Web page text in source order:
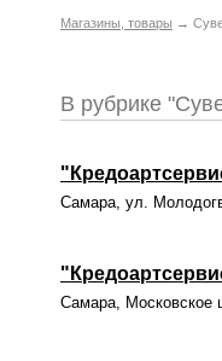
Магазины, товары →
В рубрике
Самара, ул.
Самара, Московское